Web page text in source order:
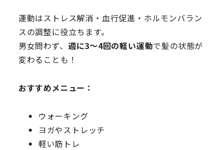
運動はストレス解消・血行促進・ホルモンバラン
スの調整に役立ちます。
男女問わず、 週に3〜4回の軽い運動で髪の状態が
変わることも！
おすすめメニュー：
ウォーキング
ヨガやストレッチ
軽い筋トレ